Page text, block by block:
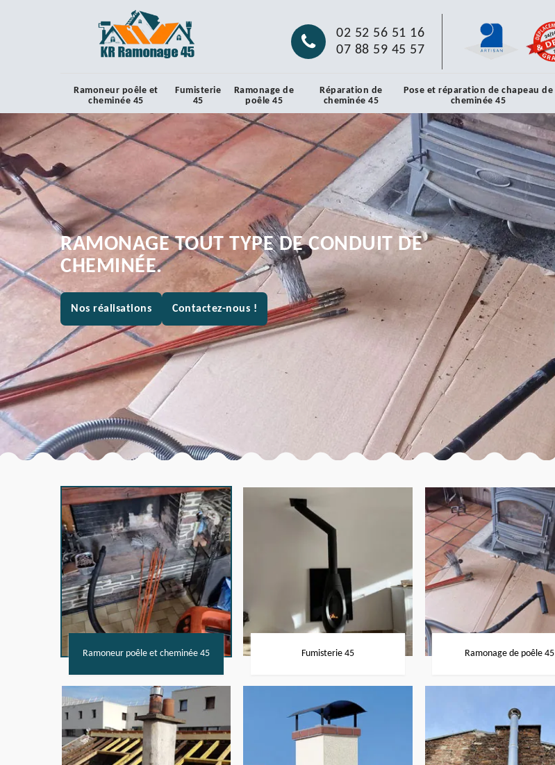
02 52 56 51 16
07 88 59 45 57
Ramoneur poêle et
cheminée 45
Fumisterie
45
Ramonage de
poêle 45
Réparation de
cheminée 45
Pose et réparation de chapeau de
cheminée 45
RAMONAGE TOUT TYPE DE CONDUIT DE
CHEMINÉE.
Nos réalisations Contactez-nous !
Ramoneur poêle et cheminée 45 Fumisterie 45 Ramonage de poêle 45